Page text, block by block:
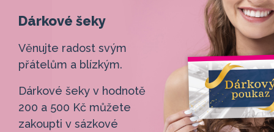
Dárkové šeky
Věnujte radost svým
přátelům a blízkým.
Dárkové šeky v hodnotě
200 a 500 Kč můžete
zakoupti v sázkové